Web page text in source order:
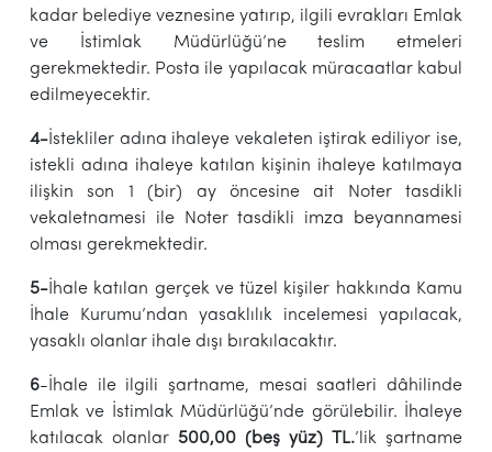
kadar belediye veznesine yatırıp, ilgili evrakları Emlak
ve İstimlak Müdürlüğü’ne teslim etmeleri
gerekmektedir. Posta ile yapılacak müracaatlar kabul
edilmeyecektir.
4-İstekliler adına ihaleye vekaleten iştirak ediliyor ise,
istekli adına ihaleye katılan kişinin ihaleye katılmaya
ilişkin son 1 (bir) ay öncesine ait Noter tasdikli
vekaletnamesi ile Noter tasdikli imza beyannamesi
olması gerekmektedir.
5-İhale katılan gerçek ve tüzel kişiler hakkında Kamu
İhale Kurumu’ndan yasaklılık incelemesi yapılacak,
yasaklı olanlar ihale dışı bırakılacaktır.
6-İhale ile ilgili şartname, mesai saatleri dâhilinde
Emlak ve İstimlak Müdürlüğü’nde görülebilir. İhaleye
katılacak olanlar 500,00 (beş yüz) TL.’lik şartname